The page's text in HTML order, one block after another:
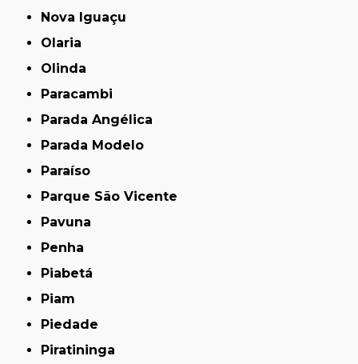
Nova Iguaçu
Olaria
Olinda
Paracambi
Parada Angélica
Parada Modelo
Paraíso
Parque São Vicente
Pavuna
Penha
Piabetá
Piam
Piedade
Piratininga